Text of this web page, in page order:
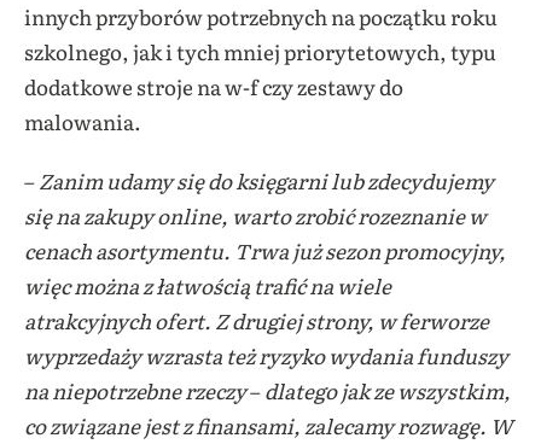
innych przyborów potrzebnych na początku roku
szkolnego, jak i tych mniej priorytetowych, typu
dodatkowe stroje na w-f czy zestawy do
malowania.
–Zanim udamy się do księgarni lub zdecydujemy
się na zakupy online, warto zrobić rozeznanie w
cenach asortymentu. Trwa już sezon promocyjny,
więc można z łatwością trafić na wiele
atrakcyjnych ofert. Z drugiej strony, w ferworze
wyprzedaży wzrasta też ryzyko wydania funduszy
na niepotrzebne rzeczy–dlatego jak ze wszystkim,
co związane jest z finansami, zalecamy rozwagę. W